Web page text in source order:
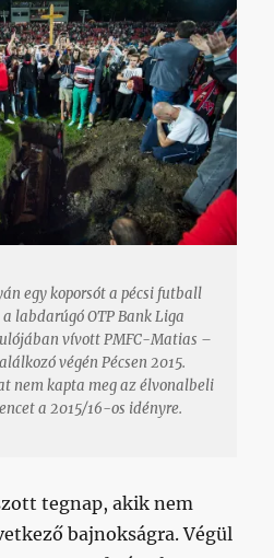
egy koporsót a pécsi futball
labdarúgó OTP Bank Liga
vívott PMFC-Matias –
végén Pécsen 2015.
nem kapta meg az élvonalbeli
a 2015/16-os idényre.
tegnap, akik nem
bajnokságra. Végül